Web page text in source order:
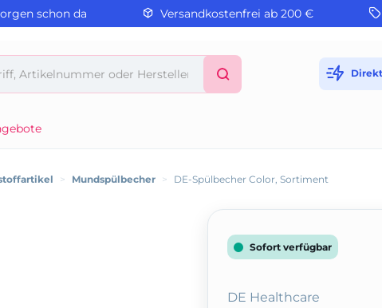
schon da Versandkostenfrei ab 200 €
> Mundspülbecher > DE-Spülbecher Color, Sortiment
Sofort verfügbar
DE Healthcare